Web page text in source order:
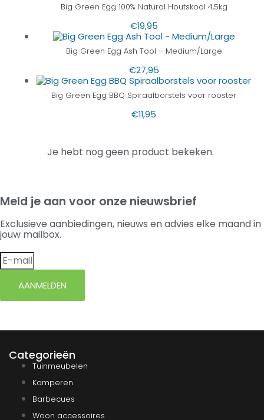
Big Green Egg 100% Natural Houtskool 4,5kg
€19,95
Big Green Egg Ash Tool – Medium/Large
€27,95
Big Green Egg BBQ Spiraalborstels voor rooster
€11,95
Je hebt nog geen product bekeken.
Meld je aan voor onze nieuwsbrief
Exclusieve aanbiedingen, nieuws en advies elke maand in
jouw mailbox.
AANMELDEN
Categorieën
Tuinmeubelen
Kamperen
Barbecues
Woon accessoires